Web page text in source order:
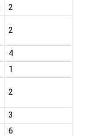
2
2
4
1
2
3
6